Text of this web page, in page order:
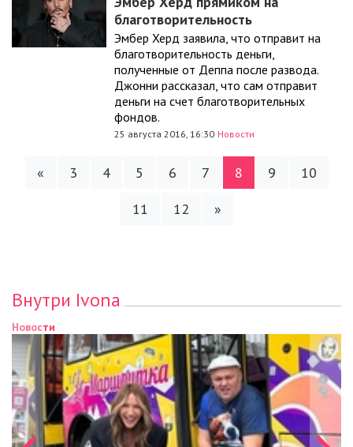
благотворительность
Эмбер Херд заявила, что отправит на
благотворительность деньги,
полученные от Деппа после развода.
Джонни рассказал, что сам отправит
деньги на счет благотворительных
фондов.
25 августа 2016, 16:30 Новости
« 3 4 5 6 7 8 9
10
11
12 »
Внутри Ivona
Новости